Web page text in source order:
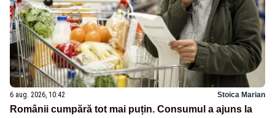
6 aug. 2026, 10:42 Stoica Marian
Românii cumpără tot mai puțin. Consumul a ajuns la